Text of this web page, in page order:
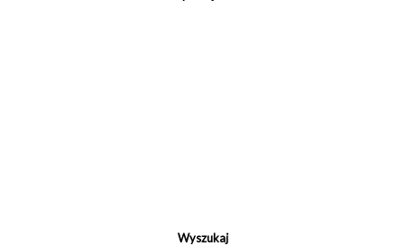
Wyszukaj